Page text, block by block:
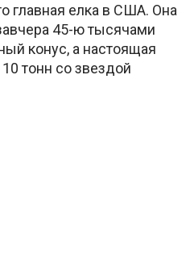
главная елка в США. Она
45-ю тысячами
конус, а настоящая
тонн со звездой